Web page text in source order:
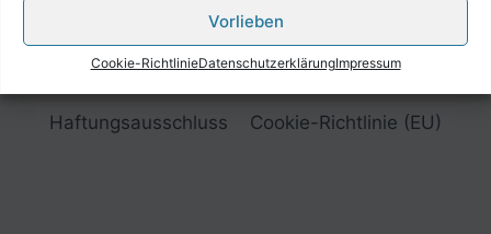
Vorlieben
Cookie-RichtlinieDatenschutzerklärungImpressum
Haftungsausschluss
Cookie-Richtlinie (EU)